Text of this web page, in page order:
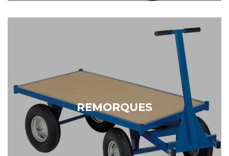
REMORQUES
Remorques et attelages
Notre catalogue de solutions avec remorques
et attelages